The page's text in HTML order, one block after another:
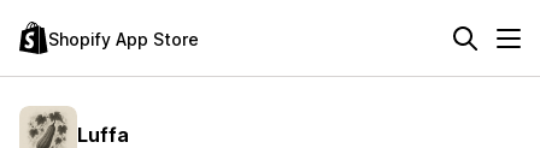
Shopify App Store
Luffa